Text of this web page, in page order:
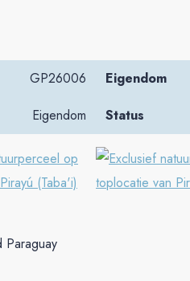
GP26006 Eigendom
Eigendom Status